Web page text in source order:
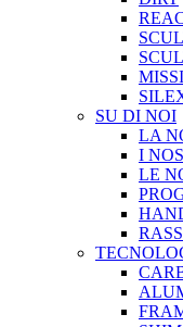
SU DI NOI
LA
I
LE